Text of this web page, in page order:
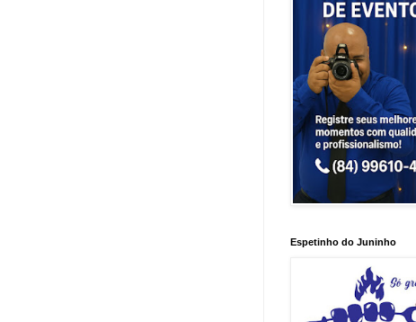
Espetinho do Juninho